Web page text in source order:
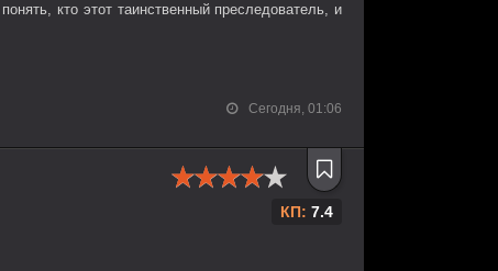
Сегодня, 01:06
кто этот таинственный преследователь, и
КП: 7.4